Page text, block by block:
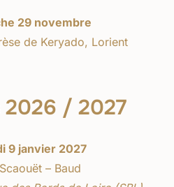
29 novembre
de Keryado, Lorient
/ 2027
9 janvier 2027
– Baud